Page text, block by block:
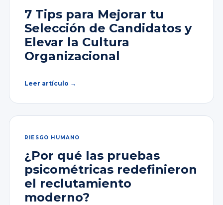
7 Tips para Mejorar tu
Selección de Candidatos y
Elevar la Cultura
Organizacional
Leer artículo →
RIESGO HUMANO
¿Por qué las pruebas
psicométricas redefinieron
el reclutamiento
moderno?